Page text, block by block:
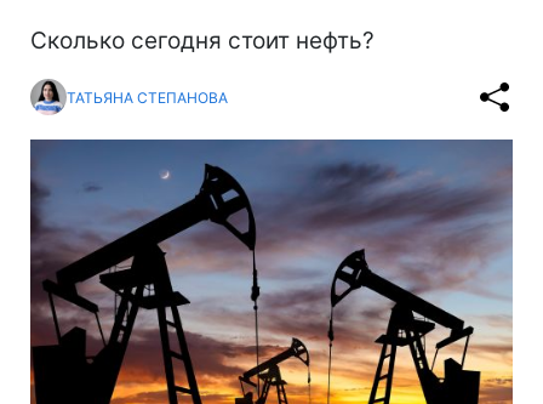
Сколько сегодня стоит нефть?
ТАТЬЯНА СТЕПАНОВА